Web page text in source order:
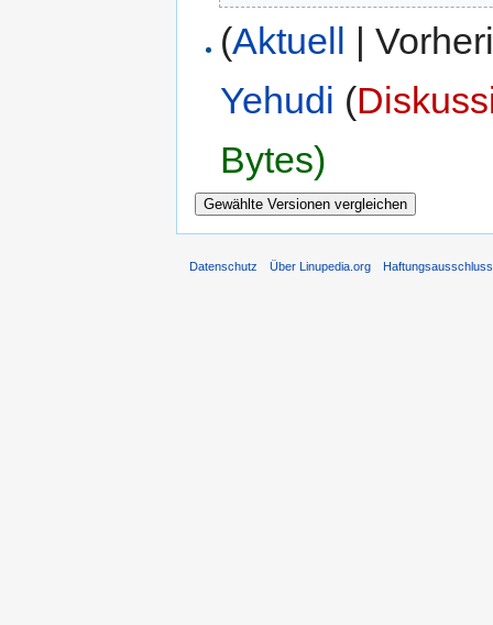
(Aktuell |
Yehudi (
Bytes)
Datenschutz Über Linupedia.org Haftungsausschluss